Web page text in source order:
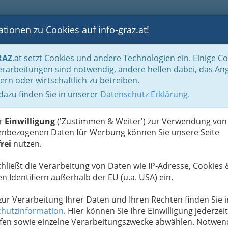
BLOGS FOTOS GASTRONOMIE BRANCHEN
zu Cookies auf info-graz.at!
.at setzt Cookies und andere Technologien ein. Einige
sind notwendig, andere helfen dabei, das
oder wirtschaftlich zu betreiben.
finden Sie in unserer Datenschutz Erklärung.
Einwilligung('Zustimmen & Weiter') zur Verwendung von
Daten für Werbung können Sie unsere Seite
nutzen.
die Verarbeitung von Daten wie IP-Adresse, Cookies
Identifiern außerhalb der EU (u.a. USA) ein.
Verarbeitung Ihrer Daten und Ihren Rechten finden Sie
. Hier können Sie Ihre Einwilligung jederzeit
sowie einzelne Verarbeitungszwecke abwählen.
Kraemer-Stangl
und mit über 6000 verkauften Speisen/Tag die
unseren 5 Restaurants servieren wir Ihnen
höchster Qualität stets nach unserem